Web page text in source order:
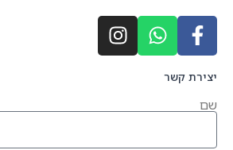
יצירת קשר
שם